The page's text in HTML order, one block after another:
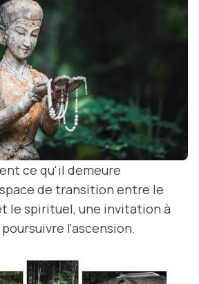
ce qu'il demeure
de transition entre le
le spirituel, une invitation à
l'ascension.